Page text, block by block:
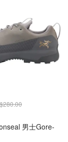
$280.00
男士Gore-